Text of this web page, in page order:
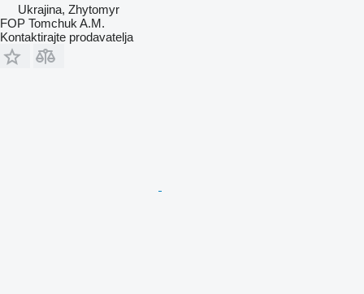
Ukrajina, Zhytomyr
FOP Tomchuk A.M.
Kontaktirajte prodavatelja